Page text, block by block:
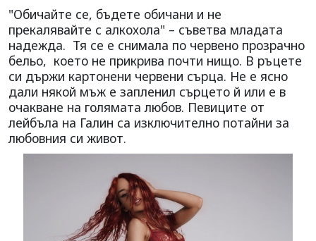
"Обичайте се, бъдете обичани и не
прекалявайте с алкохола" – съветва младата
надежда. Тя се е снимала по червено прозрачно
бельо, което не прикрива почти нищо. В ръцете
си държи картонени червени сърца. Не е ясно
дали някой мъж е запленил сърцето й или е в
очакване на голямата любов. Певиците от
лейбъла на Галин са изключително потайни за
любовния си живот.